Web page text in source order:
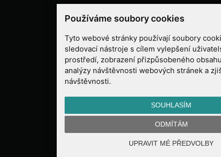
Používáme soubory cookies
Tyto webové stránky používají soubory
sledovací nástroje s cílem vylepšení
prostředí, zobrazení přizpůsobeného
analýzy návštěvnosti webových stránek a
návštěvnosti.
SOUHLASÍM
ODMÍTÁM
UPRAVIT MÉ PŘEDVOLBY